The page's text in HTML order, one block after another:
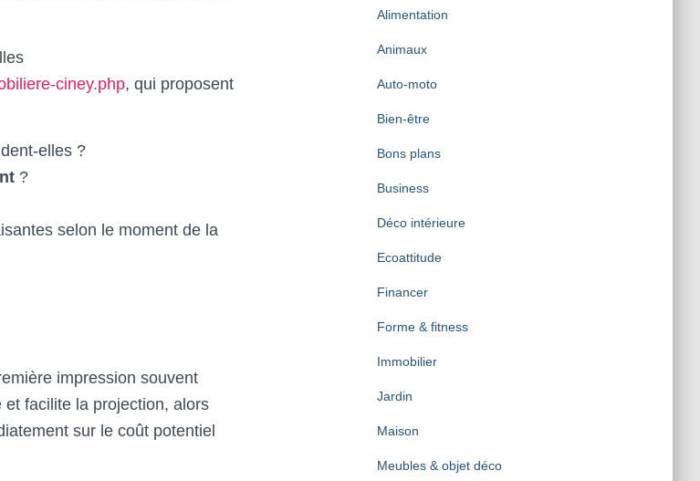
ciney.php, qui proposent
elles ?
?
selon le moment de la
impression souvent
facilite la projection, alors
sur le coût potentiel
Alimentation
Animaux
Auto-moto
Bien-être
Bons plans
Business
Déco intérieure
Ecoattitude
Financer
Forme & fitness
Immobilier
Jardin
Maison
Meubles & objet déco